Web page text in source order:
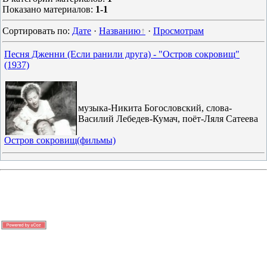
Показано материалов: 1-1
Сортировать по: Дате · Названию · Просмотрам
Песня Дженни (Если ранили друга) - "Остров сокровищ"
(1937)
музыка-Никита Богословский, слова-
Василий Лебедев-Кумач, поёт-Ляля Сатеева
Остров сокровищ(фильмы)